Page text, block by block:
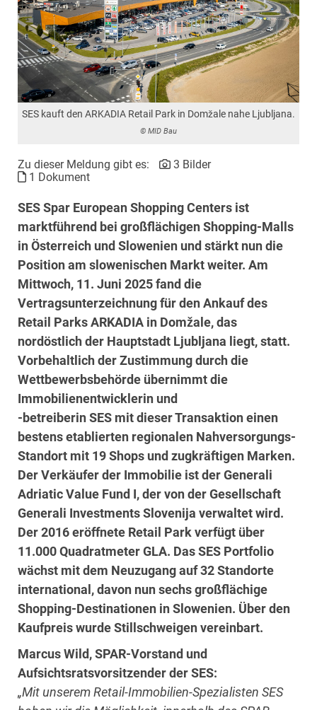
SES kauft den ARKADIA Retail Park in Domžale nahe Ljubljana.
© MID Bau
Zu dieser Meldung gibt es:
3 Bilder
1 Dokument
SES Spar European Shopping Centers ist
marktführend bei großflächigen Shopping-Malls
in Österreich und Slowenien und stärkt nun die
Position am slowenischen Markt weiter. Am
Mittwoch, 11. Juni 2025 fand die
Vertragsunterzeichnung für den Ankauf des
Retail Parks ARKADIA in Domžale, das
nordöstlich der Hauptstadt Ljubljana liegt, statt.
Vorbehaltlich der Zustimmung durch die
Wettbewerbsbehörde übernimmt die
Immobilienentwicklerin und
-betreiberin SES mit dieser Transaktion einen
bestens etablierten regionalen Nahversorgungs-
Standort mit 19 Shops und zugkräftigen Marken.
Der Verkäufer der Immobilie ist der Generali
Adriatic Value Fund I, der von der Gesellschaft
Generali Investments Slovenija verwaltet wird.
Der 2016 eröffnete Retail Park verfügt über
11.000 Quadratmeter GLA. Das SES Portfolio
wächst mit dem Neuzugang auf 32 Standorte
international, davon nun sechs großflächige
Shopping-Destinationen in Slowenien. Über den
Kaufpreis wurde Stillschweigen vereinbart.
Marcus Wild, SPAR-Vorstand und
Aufsichtsratsvorsitzender der SES:
„Mit unserem Retail-Immobilien-Spezialisten SES